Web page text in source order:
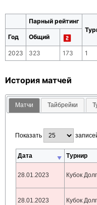
Парный рейтинг
Год
Общий
2023 323 173 1
История матчей
Матчи Тайбрейки
Показать
Дата Турнир
28.01.2023 Кубок
28.01.2023 Кубок